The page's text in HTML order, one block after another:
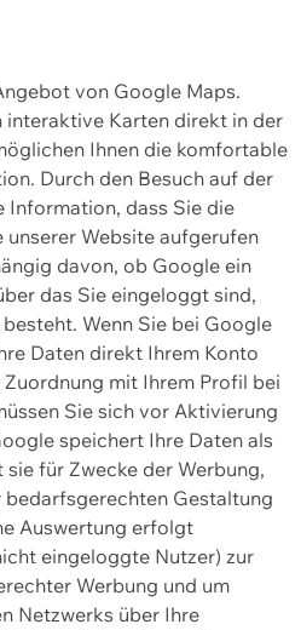
von Google Maps.
interaktive Karten direkt in der
Ihnen die komfortable
Durch den Besuch auf der
Information, dass Sie die
Website aufgerufen
davon, ob Google ein
das Sie eingeloggt sind,
Wenn Sie bei Google
Daten direkt Ihrem Konto
mit Ihrem Profil bei
Sie sich vor Aktivierung
speichert Ihre Daten als
für Zwecke der Werbung,
Gestaltung
Auswertung erfolgt
eingeloggte Nutzer) zur
Werbung und um
Netzwerks über Ihre